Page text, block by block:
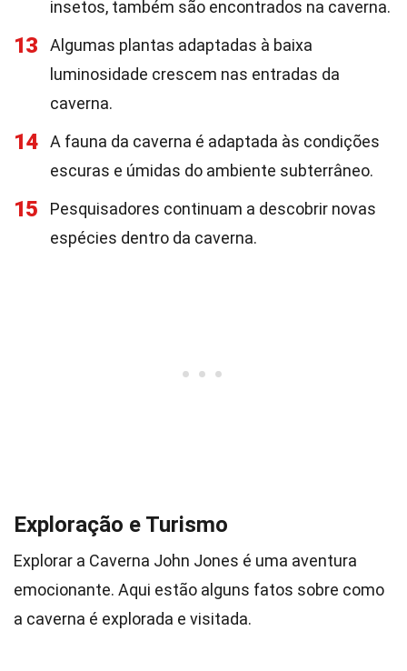
insetos, também são encontrados na caverna.
13
Algumas plantas adaptadas à baixa
luminosidade crescem nas entradas da
caverna.
14
A fauna da caverna é adaptada às condições
escuras e úmidas do ambiente subterrâneo.
15
Pesquisadores continuam a descobrir novas
espécies dentro da caverna.
Exploração e Turismo
Explorar a Caverna John Jones é uma aventura
emocionante. Aqui estão alguns fatos sobre como
a caverna é explorada e visitada.